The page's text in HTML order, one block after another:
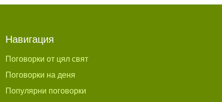
Навигация
Поговорки от цял свят
Поговорки на деня
Популярни поговорки